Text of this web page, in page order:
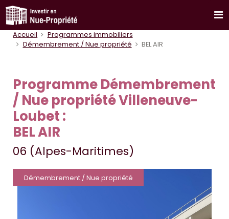
Accueil
Programmes immobiliers
Démembrement / Nue propriété
BEL AIR
Programme Démembrement
/ Nue propriété Villeneuve-
Loubet :
BEL AIR
06 (Alpes-Maritimes)
Démembrement / Nue propriété